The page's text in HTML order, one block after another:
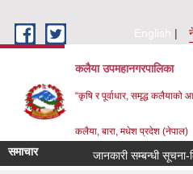
English
कलैया उपमहानगरपालिका
“कृषि र पूर्वाधार, समृद्ध कलैयाको
कलैया, बारा, मधेश प्रदेश (नेपाल)
समाचार जानकारी सम्बन्धी सूचना-